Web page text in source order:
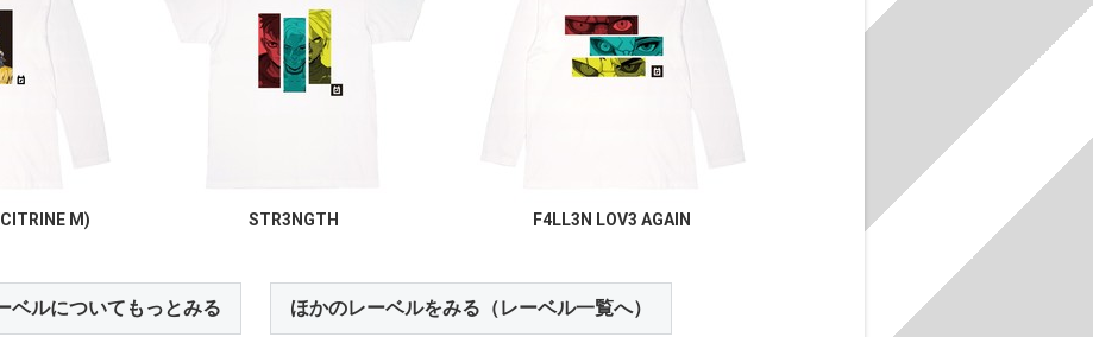
M) STR3NGTH F4LL3N LOV3 AGAIN
ベルについてもっとみる ほかのレーベルをみる（レーベル一覧へ）